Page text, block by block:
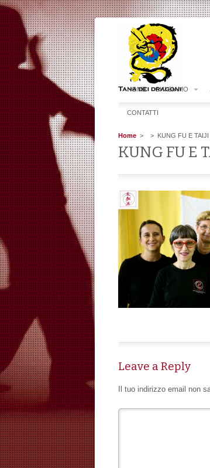
HOME CHI SIAMO
CONTATTI
Home > > KUNG FU E TAIJI
KUNG FU E
Leave a Reply
Il tuo indirizzo email non